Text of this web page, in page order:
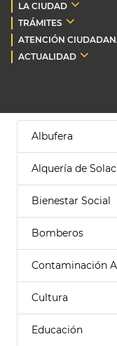
LA CIUDAD
TRÁMITES
ATENCIÓN
ACTUALIDAD
Albufera
Alquería de
Bienestar Social
Bomberos
Contaminación
Cultura
Educación